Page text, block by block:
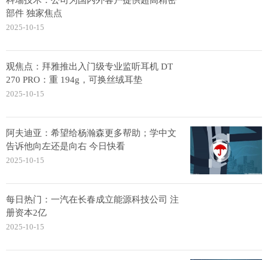
部件 独家焦点
2025-10-15
观焦点：拜雅推出入门级专业监听耳机 DT
270 PRO：重 194g，可换丝绒耳垫
2025-10-15
阿夫迪亚：希望给杨瀚森更多帮助；学中文
告诉他向左还是向右 今日快看
2025-10-15
每日热门：一汽在长春成立能源科技公司 注
册资本2亿
2025-10-15